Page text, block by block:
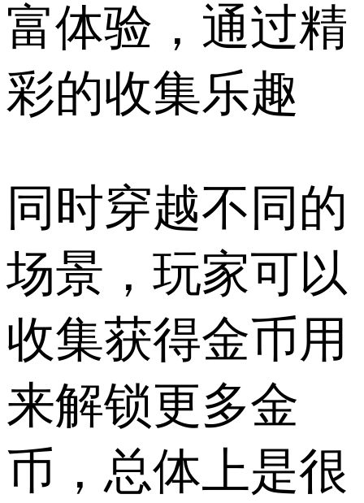
富体验，通过精
彩的收集乐趣
同时穿越不同的
场景，玩家可以
收集获得金币用
来解锁更多金
币，总体上是很